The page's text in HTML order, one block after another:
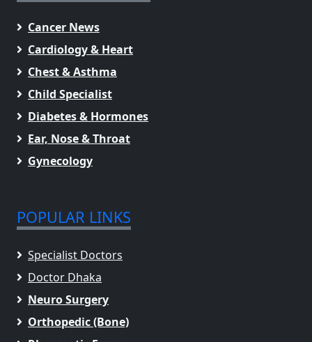
Cancer News
Cardiology & Heart
Chest & Asthma
Child Specialist
Diabetes & Hormones
Ear, Nose & Throat
Gynecology
POPULAR LINKS
Specialist Doctors
Doctor Dhaka
Neuro Surgery
Orthopedic (Bone)